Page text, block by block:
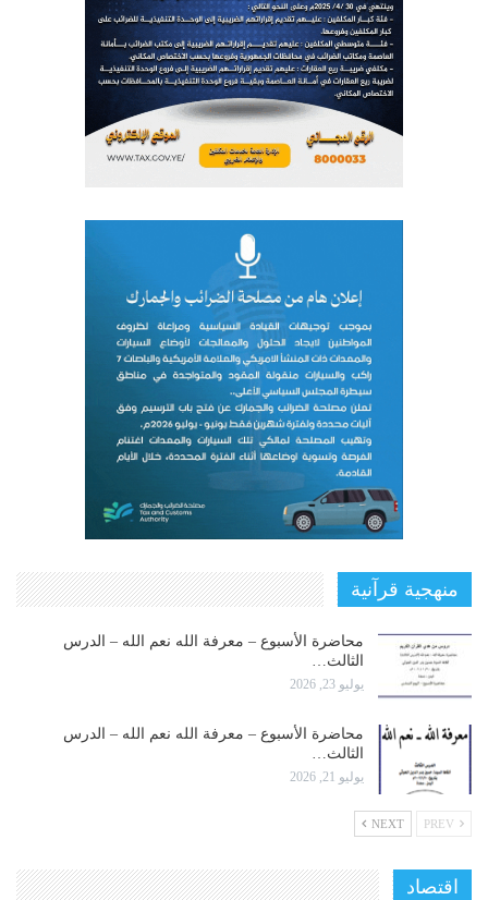
منهجية قرآنية
محاضرة الأسبوع – معرفة الله نعم الله – الدرس
الثالث…
يوليو 23, 2026
محاضرة الأسبوع – معرفة الله نعم الله – الدرس
الثالث…
يوليو 21, 2026
NEXT
اقتصاد